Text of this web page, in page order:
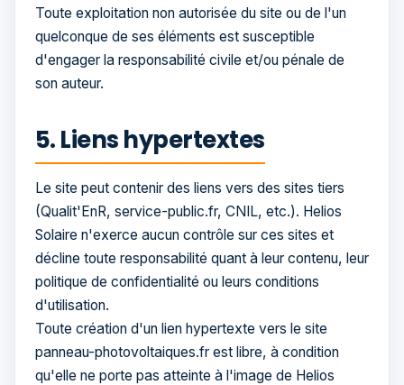
Toute exploitation non autorisée du site ou de l'un
quelconque de ses éléments est susceptible
d'engager la responsabilité civile et/ou pénale de
son auteur.
5. Liens hypertextes
Le site peut contenir des liens vers des sites tiers
(Qualit'EnR, service-public.fr, CNIL, etc.). Helios
Solaire n'exerce aucun contrôle sur ces sites et
décline toute responsabilité quant à leur contenu, leur
politique de confidentialité ou leurs conditions
d'utilisation.
Toute création d'un lien hypertexte vers le site
panneau-photovoltaiques.fr est libre, à condition
qu'elle ne porte pas atteinte à l'image de Helios